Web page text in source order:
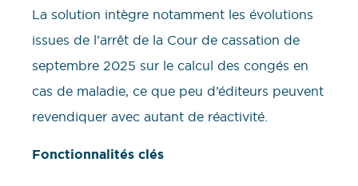
La solution intègre notamment les évolutions
issues de l’arrêt de la Cour de cassation de
septembre 2025 sur le calcul des congés en
cas de maladie, ce que peu d’éditeurs peuvent
revendiquer avec autant de réactivité.
Fonctionnalités clés